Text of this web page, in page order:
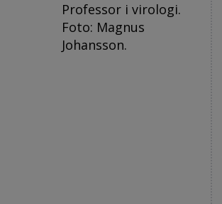
Professor i virologi.
Foto: Magnus
Johansson.